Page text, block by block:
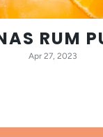
RUM
Apr 27, 2023